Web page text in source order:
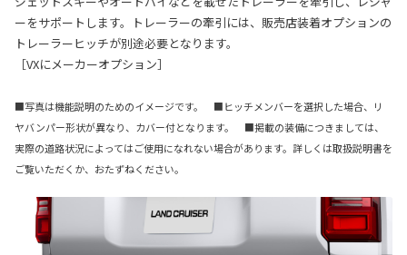
ーをサポートします。トレーラーの牽引には、販売店装着オプションの
トレーラーヒッチが別途必要となります。
［VXにメーカーオプション］
■写真は機能説明のためのイメージです。 ■ヒッチメンバーを選択した場合、リ
ヤバンパー形状が異なり、カバー付となります。 ■掲載の装備につきましては、
実際の道路状況によってはご使用になれない場合があります。詳しくは取扱説明書を
ご覧いただくか、おたずねください。